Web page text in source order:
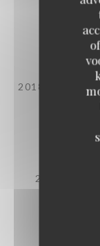
IGP
2018 – 95%
AOC
2018 –